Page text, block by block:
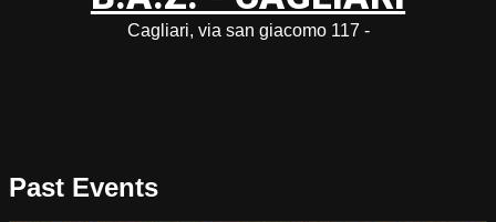
Cagliari, via san giacomo 117 -
Past Events